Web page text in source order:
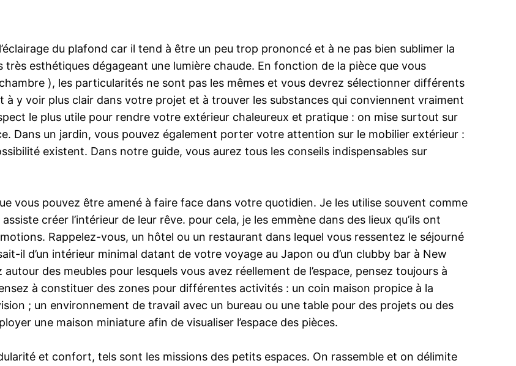
du plafond car il tend à être un peu trop prononcé et à ne pas bien sublimer la
esthétiques dégageant une lumière chaude. En fonction de la pièce que vous
), les particularités ne sont pas les mêmes et vous devrez sélectionner différents
à y voir plus clair dans votre projet et à trouver les substances qui conviennent vraiment
le plus utile pour rendre votre extérieur chaleureux et pratique : on mise surtout sur
Dans un jardin, vous pouvez également porter votre attention sur le mobilier extérieur :
existent. Dans notre guide, vous aurez tous les conseils indispensables sur
vous pouvez être amené à faire face dans votre quotidien. Je les utilise souvent comme
créer l’intérieur de leur rêve. pour cela, je les emmène dans des lieux qu’ils ont
Rappelez-vous, un hôtel ou un restaurant dans lequel vous ressentez le séjourné
il d’un intérieur minimal datant de votre voyage au Japon ou d’un clubby bar à New
des meubles pour lesquels vous avez réellement de l’espace, pensez toujours à
à constituer des zones pour différentes activités : un coin maison propice à la
; un environnement de travail avec un bureau ou une table pour des projets ou des
une maison miniature afin de visualiser l’espace des pièces.
et confort, tels sont les missions des petits espaces. On rassemble et on délimite